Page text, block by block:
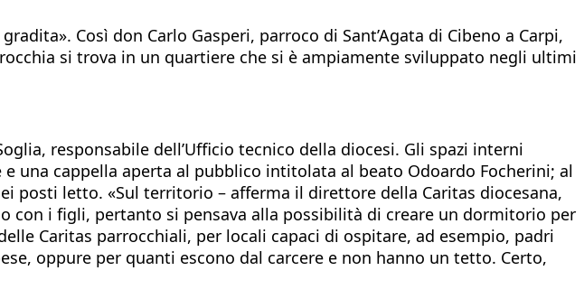
Così don Carlo Gasperi, parroco di Sant’Agata di Cibeno a Carpi,
si trova in un quartiere che si è ampiamente sviluppato negli ultimi
responsabile dell’Ufficio tecnico della diocesi. Gli spazi interni
una cappella aperta al pubblico intitolata al beato Odoardo Focherini; al
posti letto. «Sul territorio – afferma il direttore della Caritas diocesana,
con i figli, pertanto si pensava alla possibilità di creare un dormitorio per
Caritas parrocchiali, per locali capaci di ospitare, ad esempio, padri
oppure per quanti escono dal carcere e non hanno un tetto. Certo,